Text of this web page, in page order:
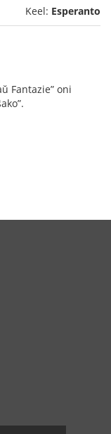
Keel: Esperanto
Fantazie” oni